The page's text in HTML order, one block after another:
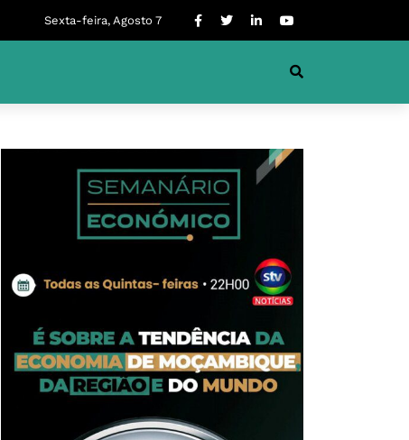
Sexta-feira, Agosto 7